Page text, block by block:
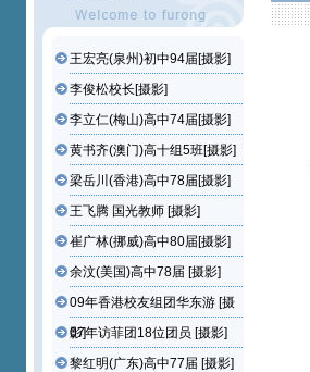
王宏亮(泉州)初中94届[摄影]
李俊松校长[摄影]
李立仁(梅山)高中74届[摄影]
黄书齐(澳门)高十组5班[摄影]
梁岳川(香港)高中78届[摄影]
王飞腾 国光教师 [摄影]
崔广林(挪威)高中80届[摄影]
余汶(美国)高中78届 [摄影]
09年香港校友组团华东游 [摄
影]
07年访菲团18位团员 [摄影]
黎红明(广东)高中77届 [摄影]